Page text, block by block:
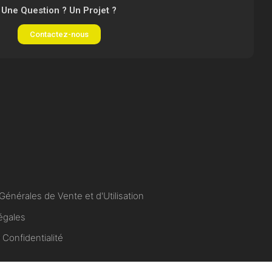
Une Question ? Un Projet ?
Contactez-nous
de Vente et d'Utilisation
Confidentialité